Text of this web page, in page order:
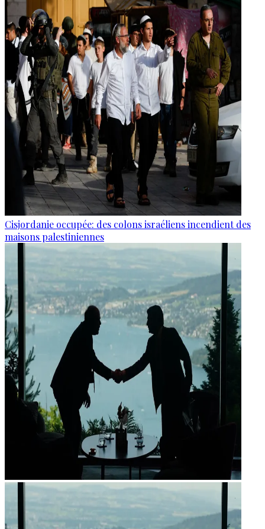
Cisjordanie occupée: des colons israéliens incendient des
maisons palestiniennes